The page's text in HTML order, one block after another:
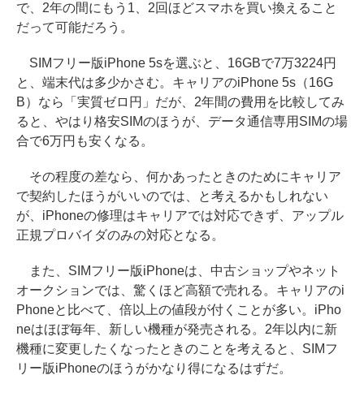
で、2年の間にもう1、2回ほどスマホを買い換えること
だって可能だろう。
SIMフリー版iPhone 5sを選ぶと、16GBで7万3224円
と、端末代は多少かさむ。キャリアのiPhone 5s（16G
B）なら「実質ゼロ円」だが、2年間の費用を比較してみ
ると、やはり格安SIMのほうが、データ通信専用SIMの場
合で6万円も安くなる。
その程度の差なら、何かあったときのためにキャリア
で契約したほうがいいのでは、と考えるかもしれない
が、iPhoneの修理はキャリアでは対応できず、アップル
正規プロバイダのみの対応となる。
また、SIMフリー版iPhoneは、中古ショップやネット
オークションでは、驚くほど高額で売れる。キャリアのi
Phoneと比べて、倍以上の値段が付くことが多い。iPho
neはほぼ毎年、新しい機種が発売される。2年以内に新
機種に変更したくなったときのことを考えると、SIMフ
リー版iPhoneのほうがかなり得になるはずだ。